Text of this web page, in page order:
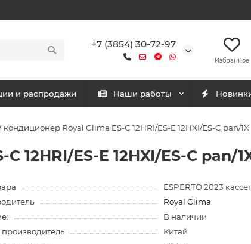
+7 (3854) 30-72-97
Избранное
и распродажи Наши работы
кондиционер Royal Clima ES-C 12HRI/ES-E 12HXI/ES-C pan/1X
12HRI/ES-E 12HXI/ES-C pan/
ESPERTO 2023
Royal Clima
В наличии
Китай